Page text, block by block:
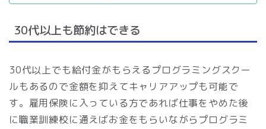
30代以上も節約はできる
30代以上でも給付金がもらえるプログラミングスクー
ルもあるので金額を抑えてキャリアアップも可能で
す。雇用保険に入っている方であれば仕事をやめた後
に職業訓練校に通えばお金をもらいながらプログラミ